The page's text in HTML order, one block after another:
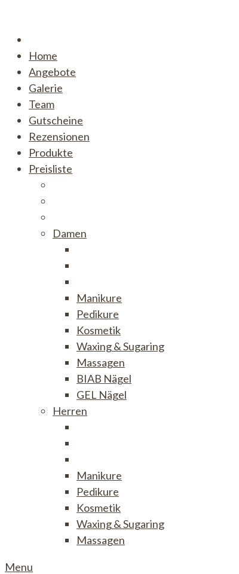
content
Home
Angebote
Galerie
Team
Gutscheine
Rezensionen
Produkte
Preisliste
Damen
Manikure
Pedikure
Kosmetik
Waxing & Sugaring
Massagen
BIAB Nägel
GEL Nägel
Herren
Manikure
Pedikure
Kosmetik
Waxing & Sugaring
Massagen
Menu